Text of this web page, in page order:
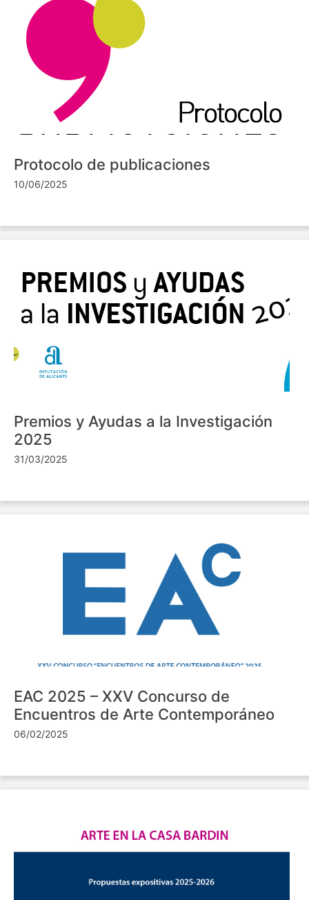
Protocolo de publicaciones
10/06/2025
Premios y Ayudas a la Investigación
2025
31/03/2025
EAC 2025 – XXV Concurso de
Encuentros de Arte Contemporáneo
06/02/2025